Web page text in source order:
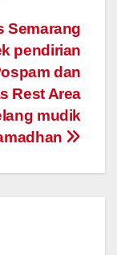
Semarang
pendirian
dan
Rest Area
mudik